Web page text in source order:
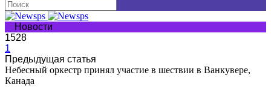
Новости
1528
1
Предыдущая статья
Небесный оркестр принял участие в шествии в Ванкувере,
Канада